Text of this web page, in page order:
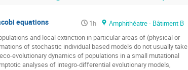
equations 1h
Amphithéatre - Bâtiment B
and local extinction in particular areas of (physical or
of stochastic individual based models do not usually take
evolutionary dynamics of populations in a small mutational
analyses of integro-differential evolutionary models,